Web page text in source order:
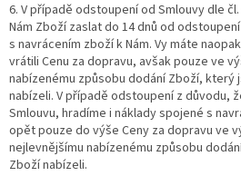
6. V případě odstoupení od Smlouvy dle čl.
Nám Zboží zaslat do 14 dnů od
s navrácením zboží k Nám. Vy máte
vrátili Cenu za dopravu, avšak pouze ve
nabízenému způsobu dodání Zboží, který
nabízeli. V případě odstoupení z důvodu,
Smlouvu, hradíme i náklady spojené s
opět pouze do výše Ceny za dopravu ve
nejlevnějšímu nabízenému způsobu
Zboží nabízeli.